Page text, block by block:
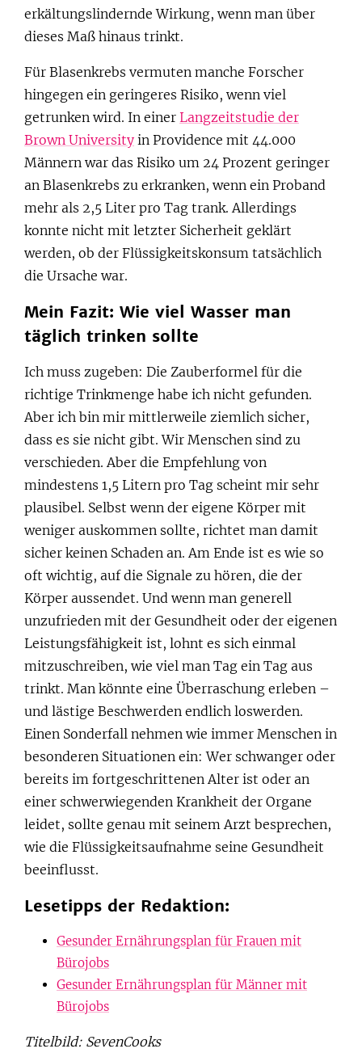
erkältungslindernde Wirkung, wenn man über
dieses Maß hinaus trinkt.
Für Blasenkrebs vermuten manche Forscher
hingegen ein geringeres Risiko, wenn viel
getrunken wird. In einer Langzeitstudie der
Brown University in Providence mit 44.000
Männern war das Risiko um 24 Prozent geringer
an Blasenkrebs zu erkranken, wenn ein Proband
mehr als 2,5 Liter pro Tag trank. Allerdings
konnte nicht mit letzter Sicherheit geklärt
werden, ob der Flüssigkeitskonsum tatsächlich
die Ursache war.
Mein Fazit: Wie viel Wasser man
täglich trinken sollte
Ich muss zugeben: Die Zauberformel für die
richtige Trinkmenge habe ich nicht gefunden.
Aber ich bin mir mittlerweile ziemlich sicher,
dass es sie nicht gibt. Wir Menschen sind zu
verschieden. Aber die Empfehlung von
mindestens 1,5 Litern pro Tag scheint mir sehr
plausibel. Selbst wenn der eigene Körper mit
weniger auskommen sollte, richtet man damit
sicher keinen Schaden an. Am Ende ist es wie so
oft wichtig, auf die Signale zu hören, die der
Körper aussendet. Und wenn man generell
unzufrieden mit der Gesundheit oder der eigenen
Leistungsfähigkeit ist, lohnt es sich einmal
mitzuschreiben, wie viel man Tag ein Tag aus
trinkt. Man könnte eine Überraschung erleben –
und lästige Beschwerden endlich loswerden.
Einen Sonderfall nehmen wie immer Menschen in
besonderen Situationen ein: Wer schwanger oder
bereits im fortgeschrittenen Alter ist oder an
einer schwerwiegenden Krankheit der Organe
leidet, sollte genau mit seinem Arzt besprechen,
wie die Flüssigkeitsaufnahme seine Gesundheit
beeinflusst.
Lesetipps der Redaktion:
Gesunder Ernährungsplan für Frauen mit
Bürojobs
Gesunder Ernährungsplan für Männer mit
Bürojobs
Titelbild: SevenCooks